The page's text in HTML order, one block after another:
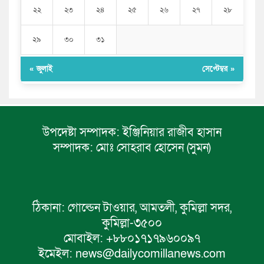
২২ ২৩ ২৪ ২৫ ২৬ ২৭ ২৮
২৯ ৩০ ৩১
« জুলাই সেপ্টেম্বর »
উপদেষ্টা সম্পাদক:ইঞ্জিনিয়ার রাজীব হাসান
সম্পাদক: মোঃ সোহরাব হোসেন (সুমন)
ঠিকানা: গোল্ডেন টাওয়ার, আমতলী, কুমিল্লা সদর,
কুমিল্লা-৩৫০০
মোবাইল: +৮৮০১৭১৭৯৬০০৯৭
ইমেইল: news@dailycomillanews.com